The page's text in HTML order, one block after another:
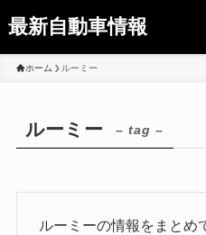
最新自動車情報
ホーム ルーミー
ルーミー – tag –
ルーミーの情報をまとめ